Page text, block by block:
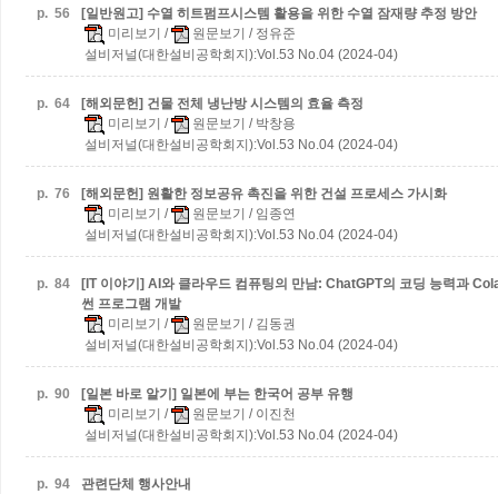
p. 56
[일반원고] 수열 히트펌프시스템 활용을 위한 수열 잠재량 추정 방안
미리보기 / 원문보기 / 정유준
설비저널(대한설비공학회지):Vol.53 No.04 (2024-04)
p. 64
[해외문헌] 건물 전체 냉난방 시스템의 효율 측정
미리보기 / 원문보기 / 박창용
설비저널(대한설비공학회지):Vol.53 No.04 (2024-04)
p. 76
[해외문헌] 원활한 정보공유 촉진을 위한 건설 프로세스 가시화
미리보기 / 원문보기 / 임종연
설비저널(대한설비공학회지):Vol.53 No.04 (2024-04)
p. 84
[IT 이야기] AI와 클라우드 컴퓨팅의 만남: ChatGPT의 코딩 능력과
썬 프로그램 개발
미리보기 / 원문보기 / 김동권
설비저널(대한설비공학회지):Vol.53 No.04 (2024-04)
p. 90
[일본 바로 알기] 일본에 부는 한국어 공부 유행
미리보기 / 원문보기 / 이진천
설비저널(대한설비공학회지):Vol.53 No.04 (2024-04)
p. 94
관련단체 행사안내